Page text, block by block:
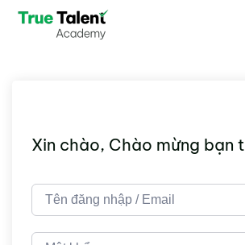
Xin chào, Chào mừng bạn